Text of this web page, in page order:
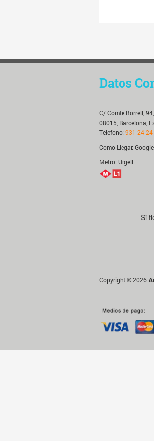
Datos
C/ Comte Borrell,
08015, Barcelona,
Telefono: 931 24 24
Como Llegar:
Metro: Urgell
Si
Copyright © 2026